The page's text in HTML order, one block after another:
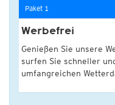
Paket 1
Werbefrei
Genießen Sie unsere
surfen Sie schneller
umfangreichen